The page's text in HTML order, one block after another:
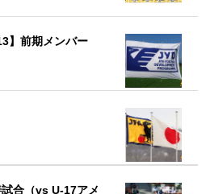
】前期メンバー
合（vs U-17アメ